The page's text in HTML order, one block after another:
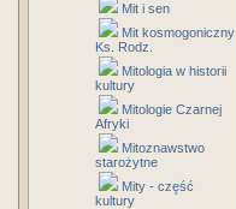
Mit i sen
Mit kosmogoniczny
Ks. Rodz.
Mitologia w historii
kultury
Mitologie Czarnej
Afryki
Mitoznawstwo
starożytne
Mity - część
kultury